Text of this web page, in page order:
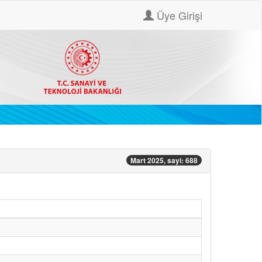
Üye Girişi
Mart 2025, sayi: 688